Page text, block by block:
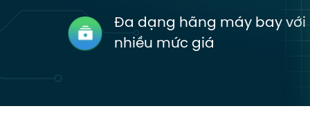
Đa dạng hãng máy bay với
nhiều mức giá